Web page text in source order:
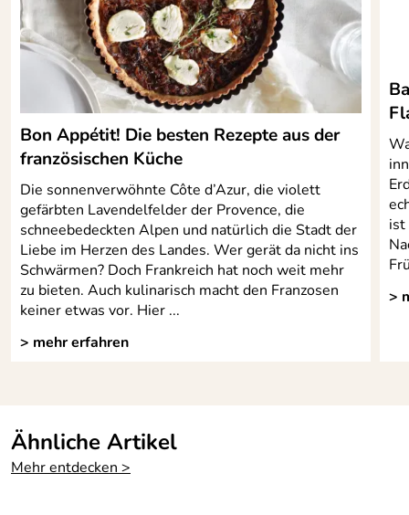
Diese Form ist bestens fürs Brotbacken geeignet - es
macht richtig Freude damit!
Verbunden damit war auch der Service incl. Versand
absolut TOP! Faire Bezahlung per Rechnung. Also gerne 5
Kaufdatum: 12.02.2021
Bewertungsdatum: 01.03.2021
Bon Appétit! Die besten Rezepte aus der
französischen Küche
Die sonnenverwöhnte Côte d’Azur, die violett
gefärbten Lavendelfelder der Provence, die
schneebedeckten Alpen und natürlich die Stadt der
Liebe im Herzen des Landes. Wer gerät da nicht ins
Schwärmen? Doch Frankreich hat noch weit mehr
zu bieten. Auch kulinarisch macht den Franzosen
keiner etwas vor. Hier ...
> mehr erfahren
ist
>
Ähnliche Artikel
Mehr entdecken >